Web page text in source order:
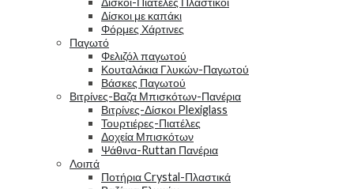
Δίσκοι με καπάκι
Φόρμες Χάρτινες
Παγωτό
Φελιζόλ παγωτού
Κουταλάκια Γλυκών-Παγωτού
Βάσκες Παγωτού
Βιτρίνες-Βαζα Μπισκότων-Πανέρια
Βιτρίνες-Δίσκοι Plexiglass
Τουρτιέρες-Πιατέλες
Δοχεία Μπισκότων
Ψάθινα-Ruttan Πανέρια
Λοιπά
Ποτήρια Crystal-Πλαστικά